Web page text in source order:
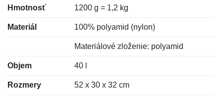
Hmotnosť 1200 g = 1,2 kg
Materiál 100% polyamid (nylon)
Materiálové zloženie: polyamid
Objem 40 l
Rozmery 52 x 30 x 32 cm